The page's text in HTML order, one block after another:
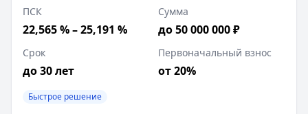
ПСК
22,565 % – 25,191 %
Сумма
до 50 000 000 ₽
Срок
до 30 лет
Первоначальный взнос
от 20%
Быстрое решение